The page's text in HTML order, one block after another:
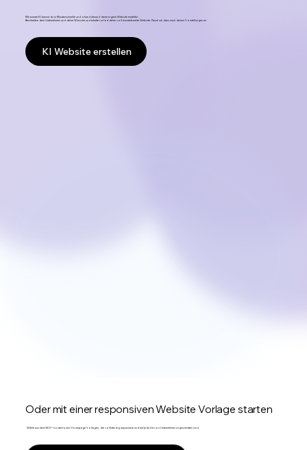
Mit unserer KI kannst du in Minutenschnelle und ohne Aufwand deine eigene Website erstellen:
Beschreibe dein Unternehmen und deine Wünsche und erhalte sofort deine voll einsatzbereite Website. Passe sie dann nach deinen Vorstellungen an.
KI Website erstellen
Oder mit einer responsiven Website Vorlage starten
Wähle aus über 800+ kostenlosen Homepage Vorlagen, die vollständig anpassbar und auf jede Art von Unternehmen zugeschnitten sind.